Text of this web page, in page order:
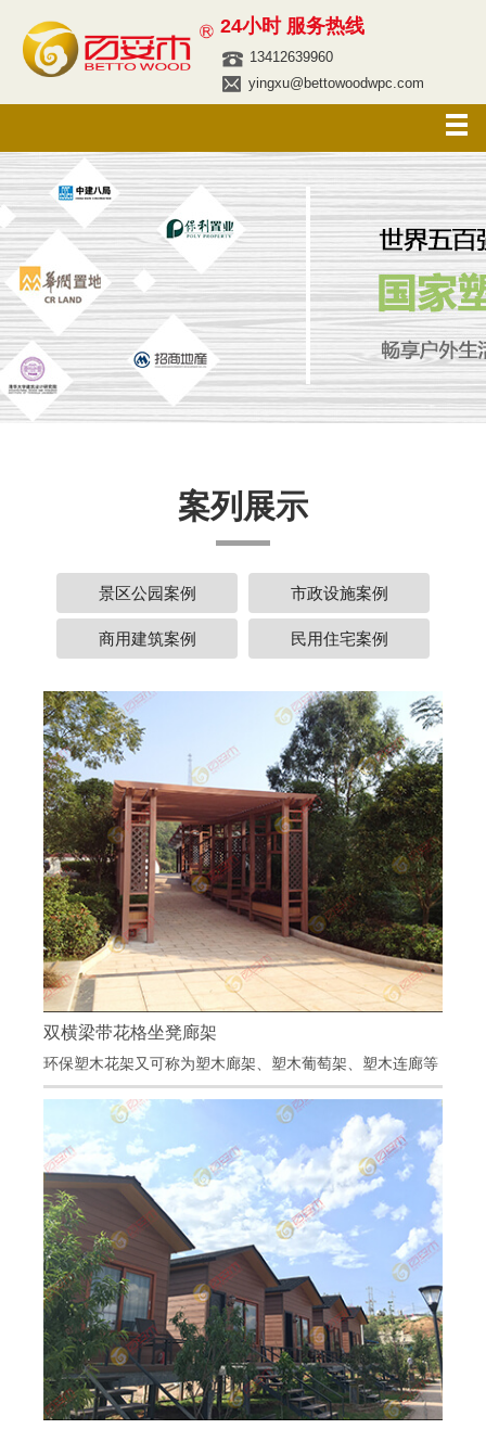
24小时 服务热线
13412639960
yingxu@bettowoodwpc.com
案列展示
景区公园案例 市政设施案例
商用建筑案例 民用住宅案例
双横梁带花格坐凳廊架
项目材料：百妥木塑木花架、百妥木塑木座椅
塑木花架主要用于小区、广场、园林、公园、车库等公
共场所，给文化广场、公园小区增添浓厚的艺术气息
双横梁带花格坐凳廊架
环保塑木花架又可称为塑木廊架、塑木葡萄架、塑木连廊等